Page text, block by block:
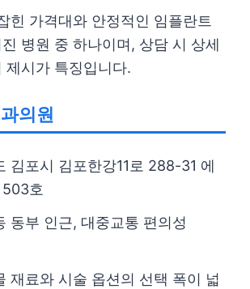
힌 가격대와 안정적인 임플란트
병원 중 하나이며, 상담 시 상세
제시가 특징입니다.
의원
김포시 김포한강11로 288-31 에
호
동부 인근, 대중교통 편의성
재료와 시술 옵션의 선택 폭이 넓